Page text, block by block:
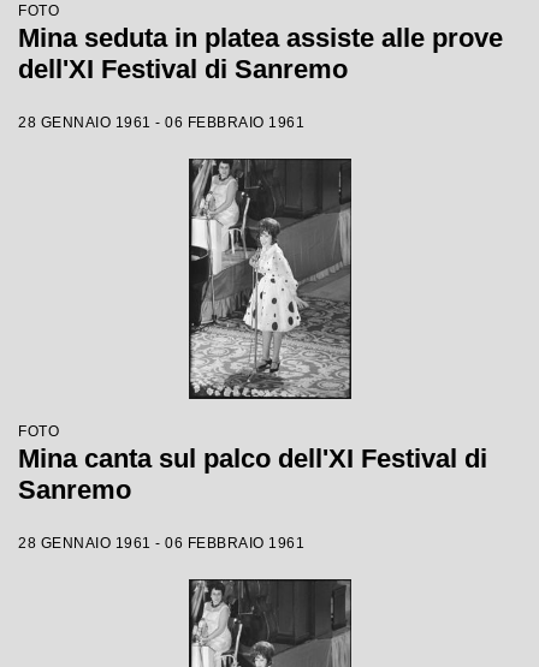
FOTO
Mina seduta in platea assiste alle prove
dell'XI Festival di Sanremo
28 GENNAIO 1961 - 06 FEBBRAIO 1961
FOTO
Mina canta sul palco dell'XI Festival di
Sanremo
28 GENNAIO 1961 - 06 FEBBRAIO 1961